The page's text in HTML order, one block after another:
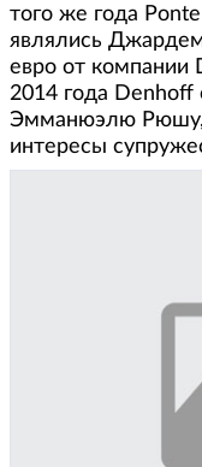
того же года
являлись
евро от компании
2014 года Denhoff
Эмманюэлю Рюшу,
интересы